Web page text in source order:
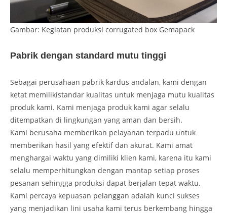
Gambar: Kegiatan produksi corrugated box Gemapack
Pabrik dengan standard mutu tinggi
Sebagai perusahaan pabrik kardus andalan, kami dengan
ketat memilikistandar kualitas untuk menjaga mutu kualitas
produk kami. Kami menjaga produk kami agar selalu
ditempatkan di lingkungan yang aman dan bersih.
Kami berusaha memberikan pelayanan terpadu untuk
memberikan hasil yang efektif dan akurat. Kami amat
menghargai waktu yang dimiliki klien kami, karena itu kami
selalu memperhitungkan dengan mantap setiap proses
pesanan sehingga produksi dapat berjalan tepat waktu.
Kami percaya kepuasan pelanggan adalah kunci sukses
yang menjadikan lini usaha kami terus berkembang hingga